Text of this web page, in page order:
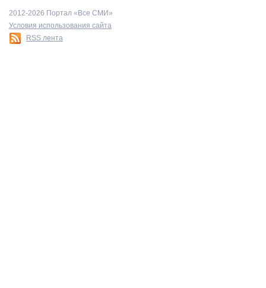
2012-2026 Портал «Все СМИ»
Условия использования сайта
RSS лента